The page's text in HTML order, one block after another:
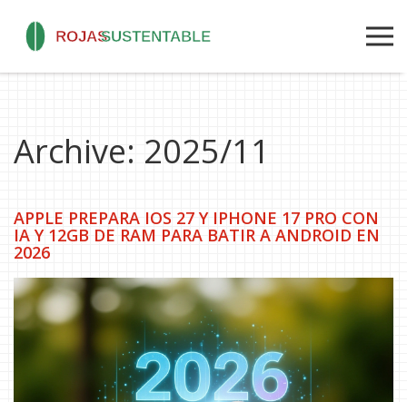
Archive: 2025/11
APPLE PREPARA IOS 27 Y IPHONE 17 PRO CON
IA Y 12GB DE RAM PARA BATIR A ANDROID EN
2026